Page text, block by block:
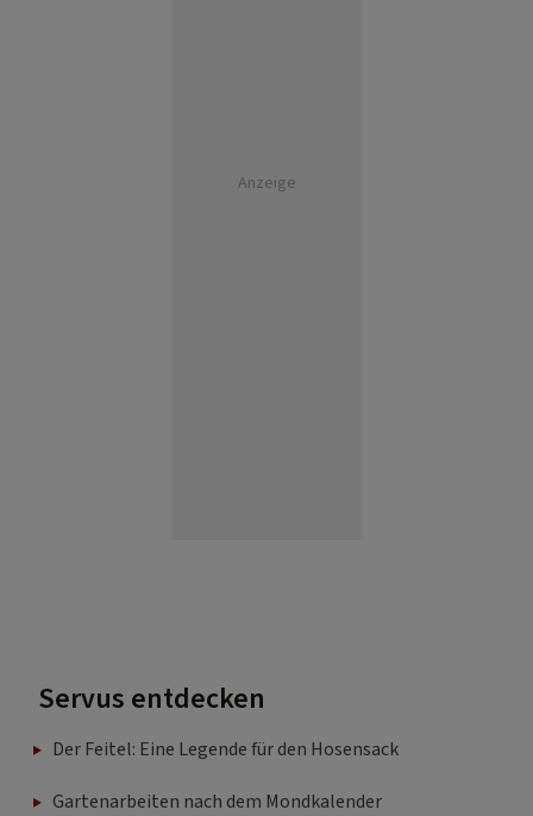
Anzeige
Servus entdecken
Der Feitel: Eine Legende für den Hosensack
Gartenarbeiten nach dem Mondkalender